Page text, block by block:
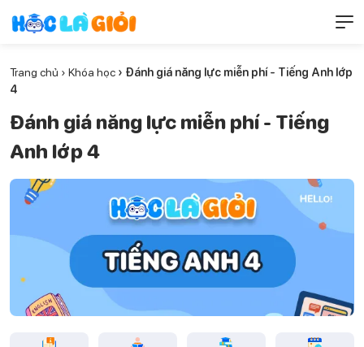
Trang chủ › Khóa học › Đánh giá năng lực miễn phí - Tiếng Anh lớp
4
Đánh giá năng lực miễn phí - Tiếng
Anh lớp 4